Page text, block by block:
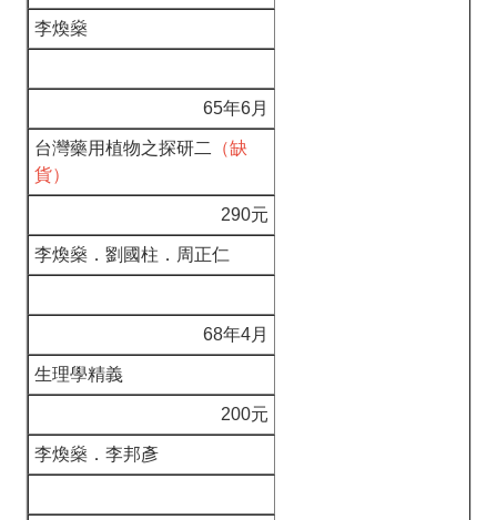
李煥燊
65年6月
台灣藥用植物之探研二
（缺
貨）
290元
李煥燊．劉國柱．周正仁
68年4月
生理學精義
200元
李煥燊．李邦彥